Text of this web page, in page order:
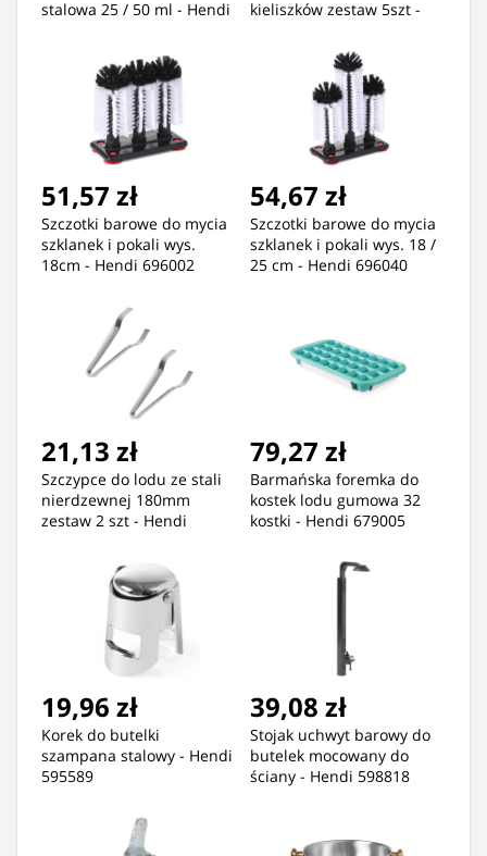
stalowa 25 / 50 ml - Hendi
kieliszków zestaw 5szt -
51,57 zł
Szczotki barowe do mycia
szklanek i pokali wys.
18cm - Hendi 696002
54,67 zł
Szczotki barowe do mycia
szklanek i pokali wys. 18 /
25 cm - Hendi 696040
21,13 zł
Szczypce do lodu ze stali
nierdzewnej 180mm
zestaw 2 szt - Hendi
79,27 zł
Barmańska foremka do
kostek lodu gumowa 32
kostki - Hendi 679005
19,96 zł
Korek do butelki
szampana stalowy - Hendi
595589
39,08 zł
Stojak uchwyt barowy do
butelek mocowany do
ściany - Hendi 598818